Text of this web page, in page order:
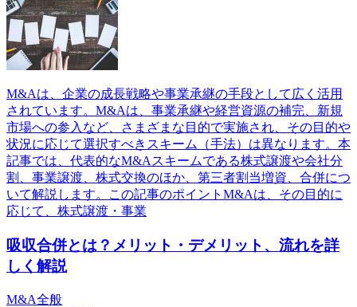
M&Aは、企業の成長戦略や事業承継の手段として広く活用
されています。M&Aは、事業承継や経営資源の補完、新規
市場への参入など、さまざまな目的で実施され、その目的や
状況に応じて選択すべきスキーム（手法）は異なります。本
記事では、代表的なM&Aスキームである株式譲渡や会社分
割、事業譲渡、株式交換のほか、第三者割当増資、合併につ
いて解説します。この記事のポイントM&Aは、その目的に
応じて、株式譲渡・事業
吸収合併とは？メリット・デメリット、流れを詳
しく解説
M&A全般